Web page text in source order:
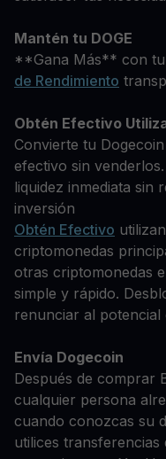
Mantén tu DOGE
**Gana Más** con
de Rendimiento
Obtén Efectivo
Convierte tu
efectivo sin
liquidez inmediata sin
inversión
Obtén Efectivo
criptomonedas
otras criptomonedas
simple y rápido.
renunciar al potencial
Envía Dogecoin
Después de comprar
cualquier persona
cuando conozcas su
utilices transferencias